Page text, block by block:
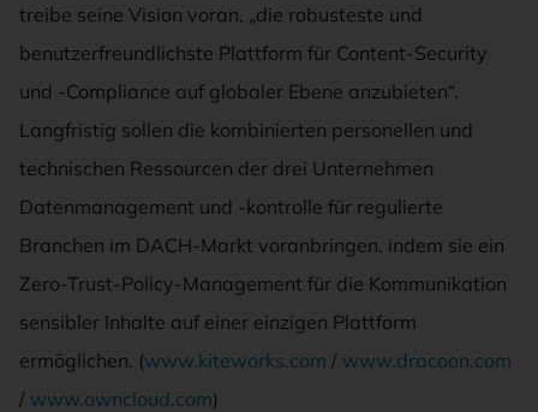
treibe seine Vision voran, „die robusteste und
benutzerfreundlichste Plattform für Content-Security
und -Compliance auf globaler Ebene anzubieten“.
Langfristig sollen die kombinierten personellen und
technischen Ressourcen der drei Unternehmen
Datenmanagement und -kontrolle für regulierte
Branchen im DACH-Markt voranbringen, indem sie ein
Zero-Trust-Policy-Management für die Kommunikation
sensibler Inhalte auf einer einzigen Plattform
ermöglichen. (www.kiteworks.com / www.dracoon.com
/ www.owncloud.com)